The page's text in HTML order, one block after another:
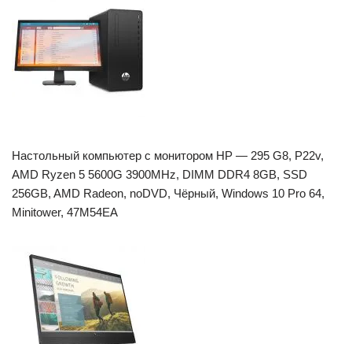
Настольный компьютер с монитором HP — 295 G8, P22v,
AMD Ryzen 5 5600G 3900MHz, DIMM DDR4 8GB, SSD
256GB, AMD Radeon, noDVD, Чёрный, Windows 10 Pro 64,
Minitower, 47M54EA